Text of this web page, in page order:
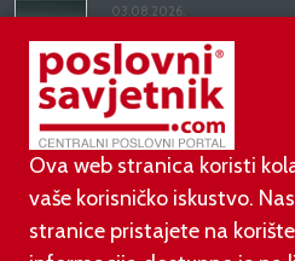
03.08.2026.
Kineski BYD
Mercedesove S-
kilometara
Ova web stranica koristi
vaše korisničko iskustvo.
stranice pristajete na